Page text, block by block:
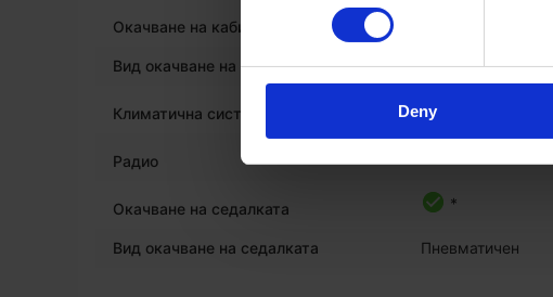
Deny
Окачване на кабината
Вид окачване на кабината Хидравличен
Климатична система
Радио
Окачване на седалката *
Вид окачване на седалката Пневматичен